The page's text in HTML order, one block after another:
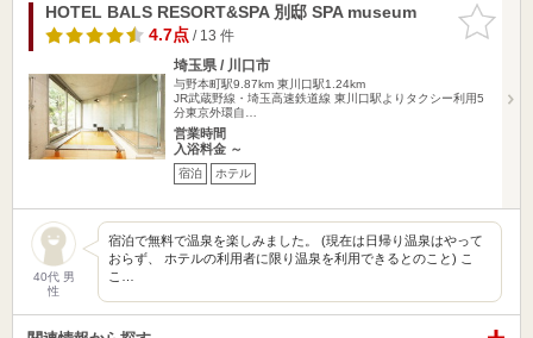
お気に入
りに追加
HOTEL BALS RESORT&SPA 別邸 SPA museum
4.7点/ 13 件
埼玉県 / 川口市
与野本町駅9.87km 東川口駅1.24km
JR武蔵野線・埼玉高速鉄道線 東川口駅よりタクシー利用5
分東京外環自…
営業時間
入浴料金 ～
宿泊 ホテル
40代 男
性
宿泊で無料で温泉を楽しみました。 (現在は日帰り温泉はやって
おらず、 ホテルの利用者に限り温泉を利用できるとのこと) こ
こ…